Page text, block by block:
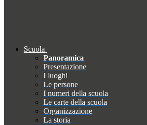
Scuola
Panoramica
Presentazione
I luoghi
Le persone
I numeri della scuola
Le carte della scuola
Organizzazione
La storia